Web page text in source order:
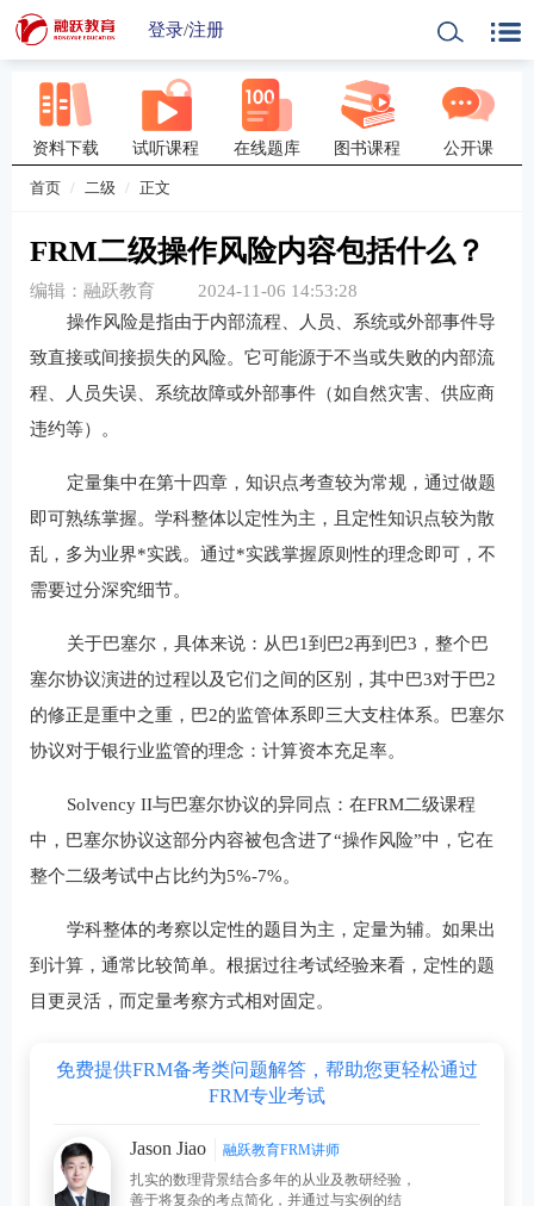
登录/注册
资料下载 试听课程 在线题库 图书课程 公开课
首页 二级 正文
FRM二级操作风险内容包括什么？
编辑：融跃教育
2024-11-06 14:53:28
操作风险是指由于内部流程、人员、系统或外部事件导
致直接或间接损失的风险。它可能源于不当或失败的内部流
程、人员失误、系统故障或外部事件（如自然灾害、供应商
违约等）。
定量集中在第十四章，知识点考查较为常规，通过做题
即可熟练掌握。学科整体以定性为主，且定性知识点较为散
乱，多为业界*实践。通过*实践掌握原则性的理念即可，不
需要过分深究细节。
关于巴塞尔，具体来说：从巴1到巴2再到巴3，整个巴
塞尔协议演进的过程以及它们之间的区别，其中巴3对于巴2
的修正是重中之重，巴2的监管体系即三大支柱体系。巴塞尔
协议对于银行业监管的理念：计算资本充足率。
Solvency II与巴塞尔协议的异同点：在FRM二级课程
中，巴塞尔协议这部分内容被包含进了“操作风险”中，它在
整个二级考试中占比约为5%-7%。
学科整体的考察以定性的题目为主，定量为辅。如果出
到计算，通常比较简单。根据过往考试经验来看，定性的题
目更灵活，而定量考察方式相对固定。
免费提供FRM备考类问题解答，帮助您更轻松通过
FRM专业考试
Jason Jiao
融跃教育FRM讲师
扎实的数理背景结合多年的从业及教研经验，
善于将复杂的考点简化，并通过与实例的结